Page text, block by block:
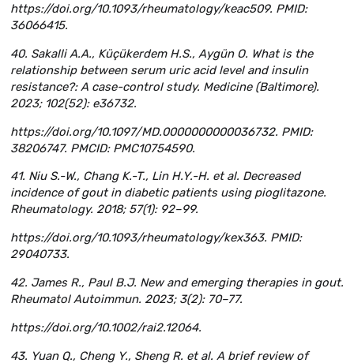
https://doi.org/10.1093/rheumatology/keac509. PMID:
36066415.
40. Sakalli А.A., Küçükerdem H.S., Aygün O. What is the
relationship between serum uric acid level and insulin
resistance?: A case-control study. Medicine (Baltimore).
2023; 102(52): e36732.
https://doi.org/10.1097/MD.0000000000036732. PMID:
38206747. PMCID: PMC10754590.
41. Niu S.-W., Chang K.-T., Lin H.Y.-H. et al. Decreased
incidence of gout in diabetic patients using pioglitazone.
Rheumatology. 2018; 57(1): 92–99.
https://doi.org/10.1093/rheumatology/kex363. PMID:
29040733.
42. James R., Paul B.J. New and emerging therapies in gout.
Rheumatol Autoimmun. 2023; 3(2): 70–77.
https://doi.org/10.1002/rai2.12064.
43. Yuan Q., Cheng Y., Sheng R. et al. A brief review of